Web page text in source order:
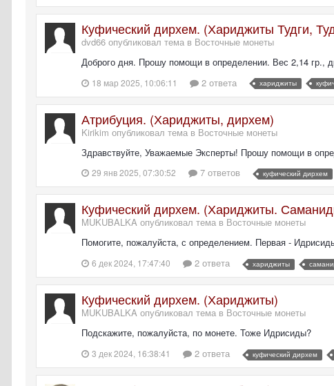
Куфический дирхем. (Хариджиты Тудги,
dvd66 опубликовал тема в Восточные монеты
Доброго дня. Прошу помощи в определении. Вес 2,14 гр.,
18 мар 2025, 10:06:11 2 ответа хариджиты
Атрибуция. (Хариджиты, дирхем)
Kirikim опубликовал тема в Восточные монеты
Здравствуйте, Уважаемые Эксперты! Прошу помощи в
29 янв 2025, 07:30:52 7 ответов куфический дирхем
Куфический дирхем. (Хариджиты.
MUKUBALKA опубликовал тема в Восточные монеты
Помогите, пожалуйста, с определением. Первая -
6 дек 2024, 17:47:40 2 ответа хариджиты
Куфический дирхем. (Хариджиты)
MUKUBALKA опубликовал тема в Восточные монеты
Подскажите, пожалуйста, по монете. Тоже Идрисиды?
3 дек 2024, 16:38:41 2 ответа куфический дирхем